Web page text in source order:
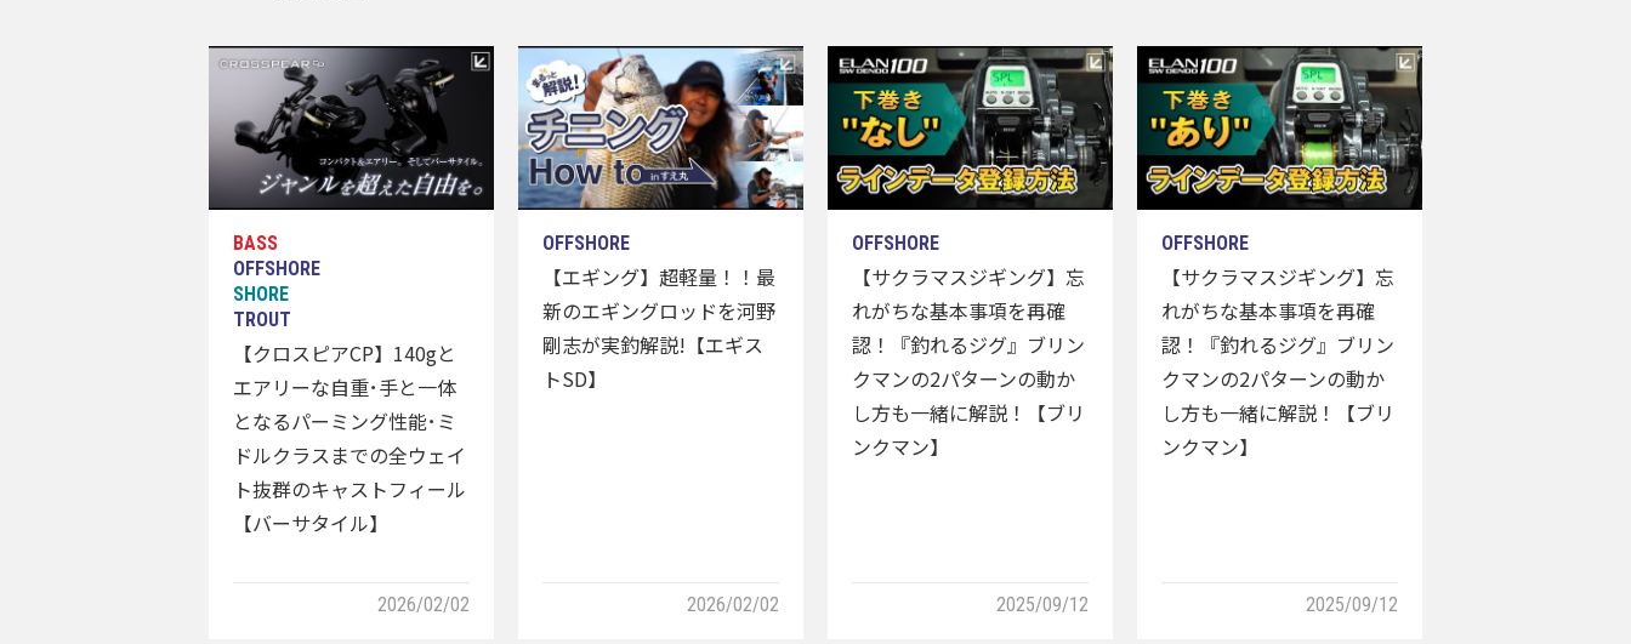
【クロスピアCP】140gと
エアリーな自重･手と一体
となるパーミング性能･ミ
ドルクラスまでの全ウェイ
ト抜群のキャストフィール
【バーサタイル】
2026/02/02
【エギング】超軽量！！最
新のエギングロッドを河野
剛志が実釣解説!【エギス
トSD】
2026/02/02
【サクラマスジギング】忘
れがちな基本事項を再確
認！『釣れるジグ』ブリン
クマンの2パターンの動か
し方も一緒に解説！【ブリ
ンクマン】
2025/09/12
【サクラマスジギング】忘
れがちな基本事項を再確
認！『釣れるジグ』ブリン
クマンの2パターンの動か
し方も一緒に解説！【ブリ
ンクマン】
2025/09/12